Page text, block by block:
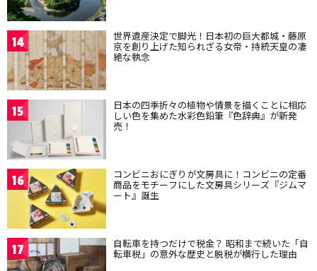
14 世界遺産決定で脚光！日本初の巨大都城・藤原
京を創り上げた知られざる女帝・持統天皇の凄
絶な執念
15 日本の四季折々の植物や情景を描くことに相応
しい色を集めた水彩色鉛筆『色辞典』が新発
売！
16 コンビニおにぎりが文房具に！コンビニの定番
商品をモチーフにした文房具シリーズ『ジムマ
ート』誕生
17 自転車を持つだけで税金？ 昭和まで続いた「自
転車税」の意外な歴史と脱税が横行した理由